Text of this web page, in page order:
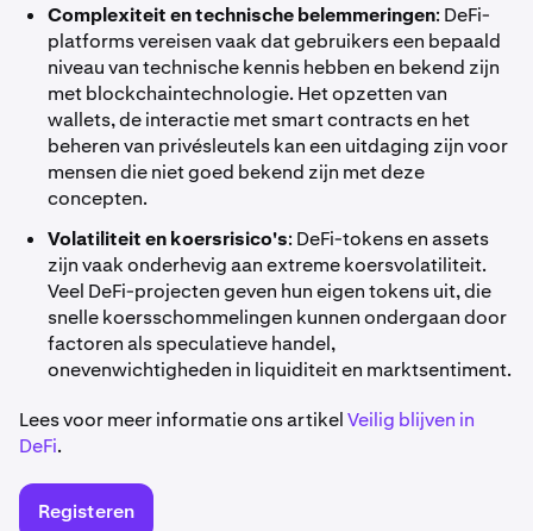
Complexiteit en technische belemmeringen: DeFi-
platforms vereisen vaak dat gebruikers een bepaald
niveau van technische kennis hebben en bekend zijn
met blockchaintechnologie. Het opzetten van
wallets, de interactie met smart contracts en het
beheren van privésleutels kan een uitdaging zijn voor
mensen die niet goed bekend zijn met deze
concepten.
Volatiliteit en koersrisico's: DeFi-tokens en assets
zijn vaak onderhevig aan extreme koersvolatiliteit.
Veel DeFi-projecten geven hun eigen tokens uit, die
snelle koersschommelingen kunnen ondergaan door
factoren als speculatieve handel,
onevenwichtigheden in liquiditeit en marktsentiment.
Lees voor meer informatie ons artikelVeilig blijven in
DeFi.
Registeren